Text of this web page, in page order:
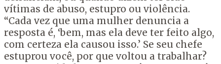
vítimas de abuso, estupro ou violência.
“Cada vez que uma mulher denuncia a
resposta é, ‘bem, mas ela deve ter feito algo,
com certeza ela causou isso.’ Se seu chefe
estuprou você, por que voltou a trabalhar?